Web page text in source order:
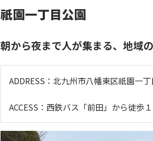
祇園一丁目公園
朝から夜まで人が集まる、地域
ADDRESS：北九州市八幡東区祇園一丁
ACCESS：西鉄バス「前田」から徒歩